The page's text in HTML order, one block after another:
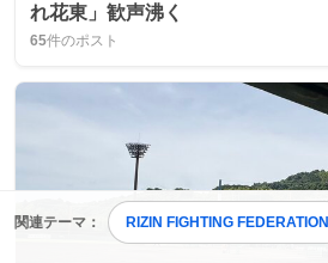
関連テーマ： RIZIN FIGHTING FEDERATION
れ花東」歓声沸く
65件のポスト